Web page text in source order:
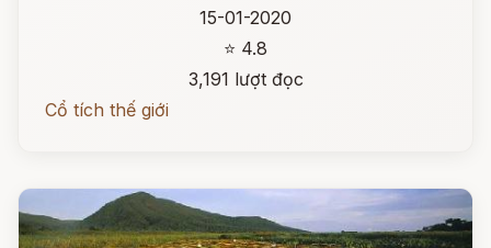
15-01-2020
⭐ 4.8
3,191 lượt đọc
Cổ tích thế giới